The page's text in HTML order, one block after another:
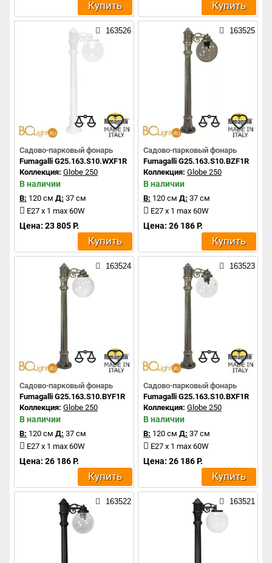
Купить Купить
163526
Садово-парковый фонарь
Fumagalli G25.163.S10.WXF1R
Коллекция: Globe 250
В наличии
В: 120 см Д: 37 см
E27 x 1 max 60W
Цена: 23 805 Р.
Купить
163525
Садово-парковый фонарь
Fumagalli G25.163.S10.BZF1R
Коллекция: Globe 250
В наличии
В: 120 см Д: 37 см
E27 x 1 max 60W
Цена: 26 186 Р.
Купить
163524
Садово-парковый фонарь
Fumagalli G25.163.S10.BYF1R
Коллекция: Globe 250
В наличии
В: 120 см Д: 37 см
E27 x 1 max 60W
Цена: 26 186 Р.
Купить
163523
Садово-парковый фонарь
Fumagalli G25.163.S10.BXF1R
Коллекция: Globe 250
В наличии
В: 120 см Д: 37 см
E27 x 1 max 60W
Цена: 26 186 Р.
Купить
163522 163521